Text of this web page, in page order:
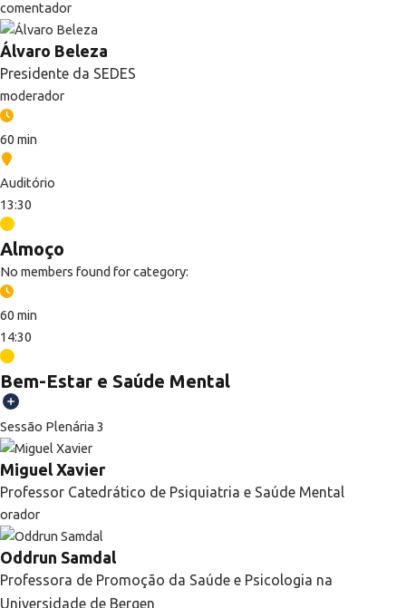
comentador
Álvaro Beleza
Presidente da SEDES
moderador
60 min
Auditório
13:30
Almoço
No members found for category:
60 min
14:30
Bem-Estar e Saúde Mental
Sessão Plenária 3
Miguel Xavier
Professor Catedrático de Psiquiatria e Saúde Mental
orador
Oddrun Samdal
Professora de Promoção da Saúde e Psicologia na
Universidade de Bergen